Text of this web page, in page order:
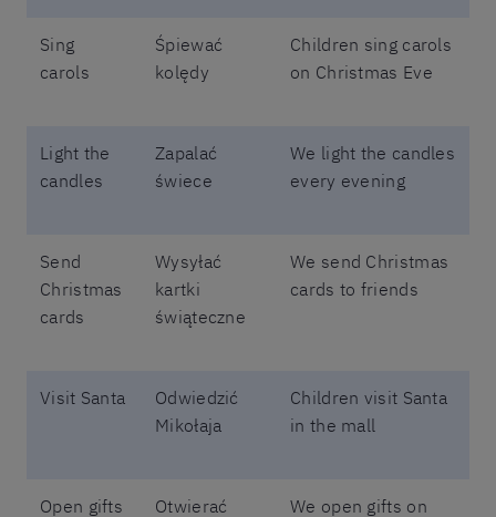
Sing
carols
Śpiewać
kolędy
Children sing carols
on Christmas Eve
Light the
candles
Zapalać
świece
We light the candles
every evening
Send
Christmas
cards
Wysyłać
kartki
świąteczne
We send Christmas
cards to friends
Visit Santa
Odwiedzić
Mikołaja
Children visit Santa
in the mall
Open gifts Otwierać We open gifts on